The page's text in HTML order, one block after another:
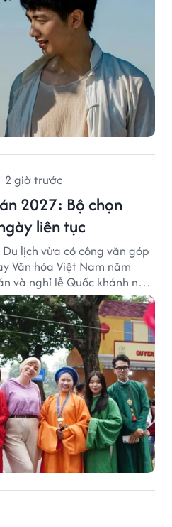
2 giờ trước
2027: Bộ chọn
liên tục
lịch vừa có công văn góp
Văn hóa Việt Nam năm
và nghỉ lễ Quốc khánh năm